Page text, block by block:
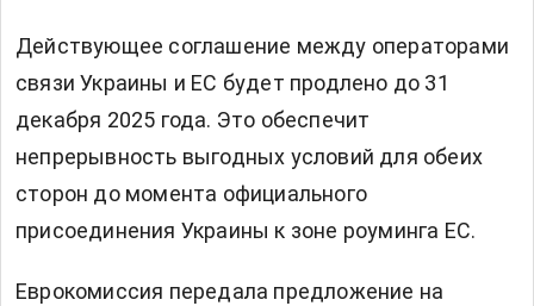
Действующее соглашение между операторами
связи Украины и ЕС будет продлено до 31
декабря 2025 года. Это обеспечит
непрерывность выгодных условий для обеих
сторон до момента официального
присоединения Украины к зоне роуминга ЕС.
Еврокомиссия передала предложение на